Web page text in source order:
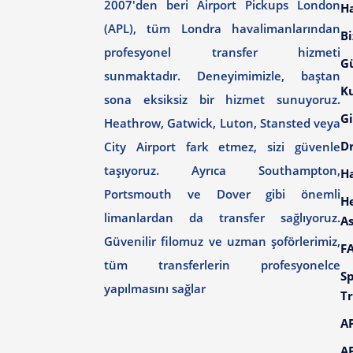
2007'den beri Airport Pickups London
(APL), tüm Londra havalimanlarından
profesyonel transfer hizmeti
sunmaktadır. Deneyimimizle, baştan
sona eksiksiz bir hizmet sunuyoruz.
Heathrow, Gatwick, Luton, Stansted veya
City Airport fark etmez, sizi güvenle
taşıyoruz. Ayrıca Southampton,
Portsmouth ve Dover gibi önemli
limanlardan da transfer sağlıyoruz.
Güvenilir filomuz ve uzman şoförlerimiz,
tüm transferlerin profesyonelce
yapılmasını sağlar